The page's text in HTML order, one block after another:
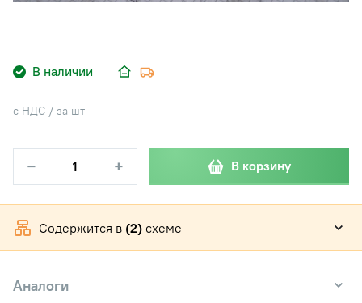
В наличии
с НДС / за шт
− + В корзину
Содержится в (2) схеме
Аналоги